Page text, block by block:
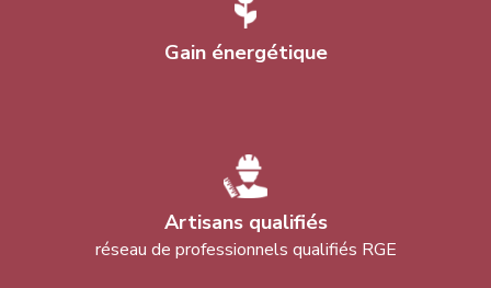
Gain énergétique
Artisans qualifiés
réseau de professionnels qualifiés RGE